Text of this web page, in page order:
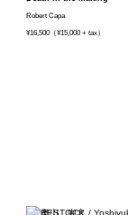
Robert Capa
¥16,500（¥15,000 + tax）